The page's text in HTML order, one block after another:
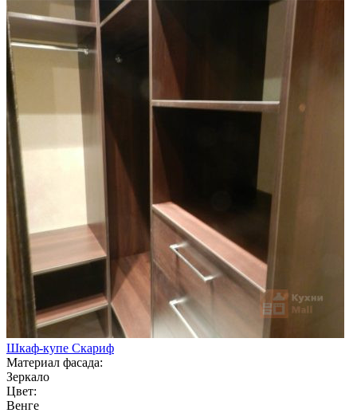
Шкаф-купе Скариф
Материал фасада:
Зеркало
Цвет:
Венге